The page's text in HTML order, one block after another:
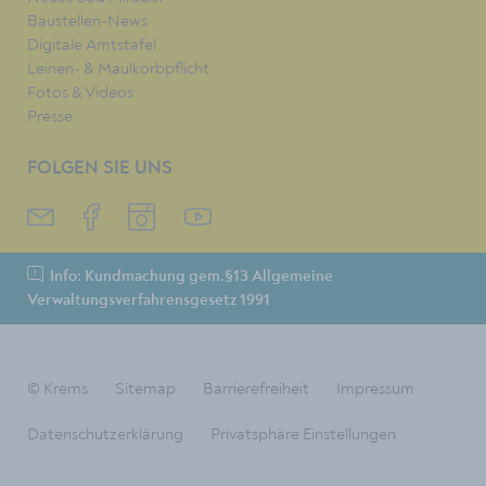
Baustellen-News
Digitale Amtstafel
Leinen- & Maulkorbpflicht
Fotos & Videos
Presse
FOLGEN SIE UNS
Info: Kundmachung gem.§13 Allgemeine
Verwaltungsverfahrensgesetz 1991
© Krems Sitemap Barrierefreiheit Impressum
Datenschutzerklärung Privatsphäre Einstellungen